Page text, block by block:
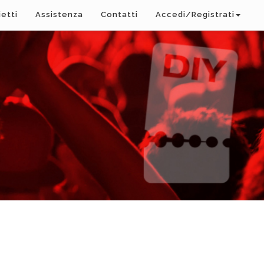
Assistenza Contatti Accedi/Registrati